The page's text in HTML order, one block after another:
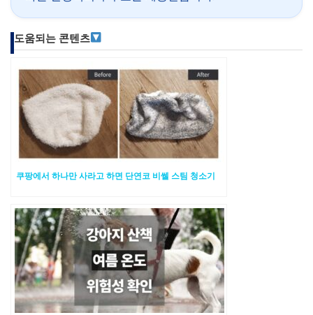
도움되는 콘텐츠
쿠팡에서 하나만 사라고 하면 단연코 비쎌 스팀 청소기